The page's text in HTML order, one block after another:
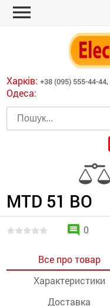
menu
Харків: +38 (095) 555-44-44,
Одеса:обігрівачі
машини
для
MTD 51 BO
comment 0
Все про товар
Характеристики
Доставка